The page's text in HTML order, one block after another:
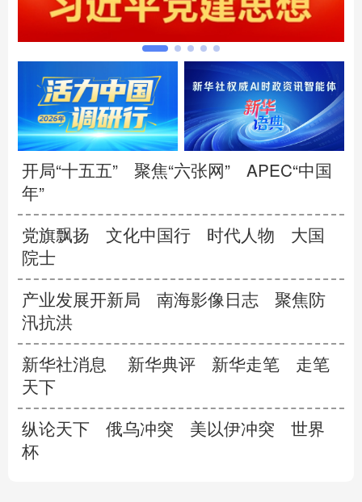
开局“十五五” 聚焦“六张网”
APEC“中国
年”
党旗飘扬 文化中国行 时代人物
大国
院士
产业发展开新局 南海影像日志
聚焦防
汛抗洪
新华社消息 新华典评 新华走笔
走笔
天下
纵论天下 俄乌冲突 美以伊冲突
世界
杯